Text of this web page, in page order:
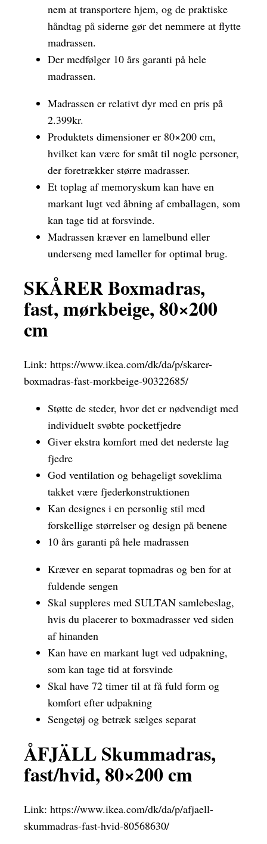
nem at transportere hjem, og de praktiske
håndtag på siderne gør det nemmere at flytte
madrassen.
Der medfølger 10 års garanti på hele
madrassen.
Madrassen er relativt dyr med en pris på
2.399kr.
Produktets dimensioner er 80×200 cm,
hvilket kan være for småt til nogle personer,
der foretrækker større madrasser.
Et toplag af memoryskum kan have en
markant lugt ved åbning af emballagen, som
kan tage tid at forsvinde.
Madrassen kræver en lamelbund eller
underseng med lameller for optimal brug.
SKÅRER Boxmadras,
fast, mørkbeige, 80×200
cm
Link: https://www.ikea.com/dk/da/p/skarer-
boxmadras-fast-morkbeige-90322685/
Støtte de steder, hvor det er nødvendigt med
individuelt svøbte pocketfjedre
Giver ekstra komfort med det nederste lag
fjedre
God ventilation og behageligt soveklima
takket være fjederkonstruktionen
Kan designes i en personlig stil med
forskellige størrelser og design på benene
10 års garanti på hele madrassen
Kræver en separat topmadras og ben for at
fuldende sengen
Skal suppleres med SULTAN samlebeslag,
hvis du placerer to boxmadrasser ved siden
af hinanden
Kan have en markant lugt ved udpakning,
som kan tage tid at forsvinde
Skal have 72 timer til at få fuld form og
komfort efter udpakning
Sengetøj og betræk sælges separat
ÅFJÄLL Skummadras,
fast/hvid, 80×200 cm
Link: https://www.ikea.com/dk/da/p/afjaell-
skummadras-fast-hvid-80568630/